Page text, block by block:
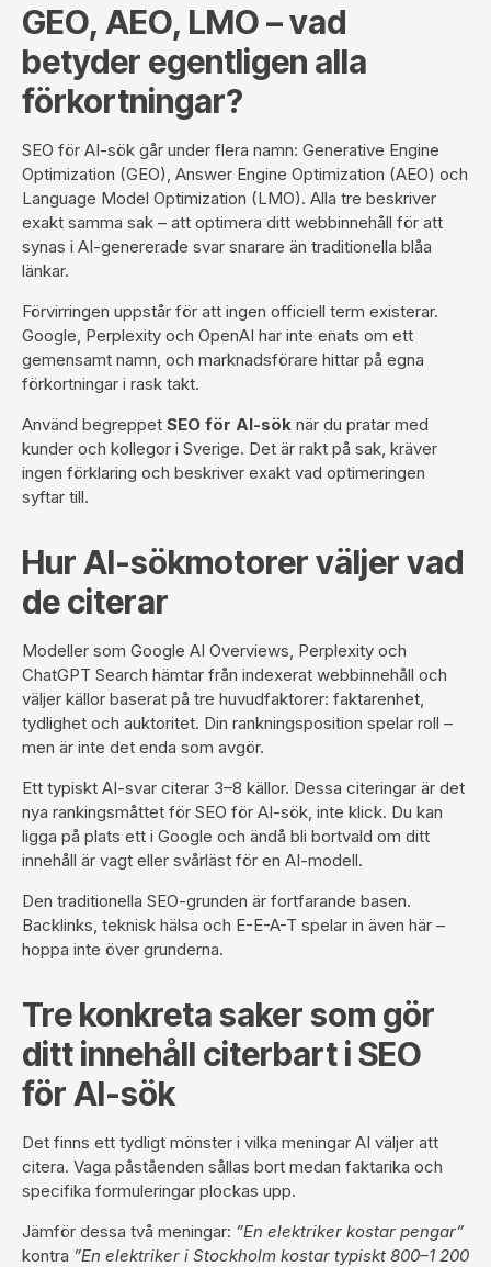
GEO, AEO, LMO – vad
betyder egentligen alla
förkortningar?
SEO för AI-sök går under flera namn: Generative Engine
Optimization (GEO), Answer Engine Optimization (AEO) och
Language Model Optimization (LMO). Alla tre beskriver
exakt samma sak – att optimera ditt webbinnehåll för att
synas i AI-genererade svar snarare än traditionella blåa
länkar.
Förvirringen uppstår för att ingen officiell term existerar.
Google, Perplexity och OpenAI har inte enats om ett
gemensamt namn, och marknadsförare hittar på egna
förkortningar i rask takt.
Använd begreppet SEO för AI-sök när du pratar med
kunder och kollegor i Sverige. Det är rakt på sak, kräver
ingen förklaring och beskriver exakt vad optimeringen
syftar till.
Hur AI-sökmotorer väljer vad
de citerar
Modeller som Google AI Overviews, Perplexity och
ChatGPT Search hämtar från indexerat webbinnehåll och
väljer källor baserat på tre huvudfaktorer: faktarenhet,
tydlighet och auktoritet. Din rankningsposition spelar roll –
men är inte det enda som avgör.
Ett typiskt AI-svar citerar 3–8 källor. Dessa citeringar är det
nya rankingsmåttet för SEO för AI-sök, inte klick. Du kan
ligga på plats ett i Google och ändå bli bortvald om ditt
innehåll är vagt eller svårläst för en AI-modell.
Den traditionella SEO-grunden är fortfarande basen.
Backlinks, teknisk hälsa och E-E-A-T spelar in även här –
hoppa inte över grunderna.
Tre konkreta saker som gör
ditt innehåll citerbart i SEO
för AI-sök
Det finns ett tydligt mönster i vilka meningar AI väljer att
citera. Vaga påståenden sållas bort medan faktarika och
specifika formuleringar plockas upp.
Jämför dessa två meningar: ”En elektriker kostar pengar”
kontra ”En elektriker i Stockholm kostar typiskt 800–1 200